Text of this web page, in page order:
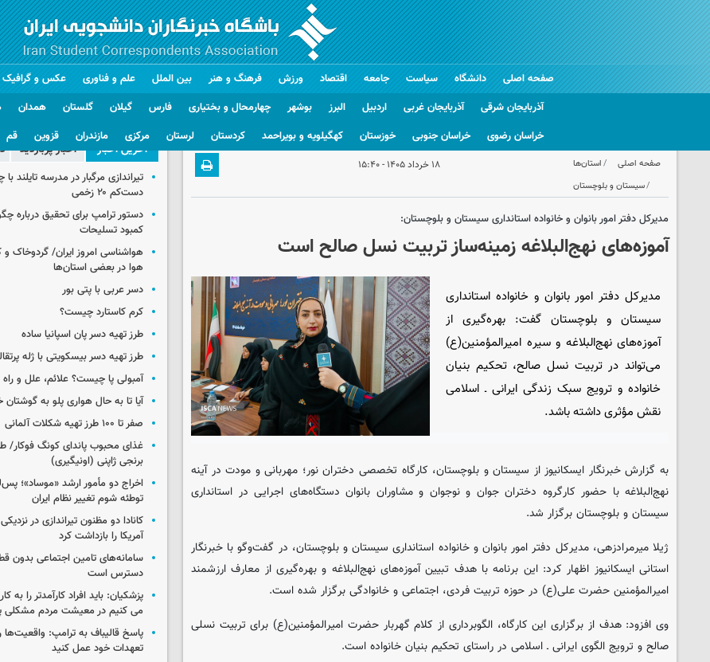
صفحه اصلی دانشگاه سیاست جامعه اقتصاد ورزش فرهنگ و هنر بین الملل علم و فناوری عکس و گرافیک
آذربایجان شرقی
آذربایجان غربی اردبیل البرز بوشهر چهارمحال و بختیاری فارس گیلان گلستان همدان
خراسان رضوی
خراسان جنوبی خوزستان کهگیلویه و بویراحمد کردستان لرستان مرکزی مازندران قزوین قم
صفحه اصلی
استان‌ها
سیستان و بلوچستان
۱۸ خرداد ۱۴۰۵ - ۱۵:۴۰
مدیرکل دفتر امور بانوان و خانواده استانداری سیستان و بلوچستان:
آموزه‌های نهج‌البلاغه زمینه‌ساز تربیت نسل صالح است
مدیرکل دفتر امور بانوان و خانواده استانداری
سیستان و بلوچستان گفت: بهره‌گیری از
آموزه‌های نهج‌البلاغه و سیره امیرالمؤمنین(ع)
می‌تواند در تربیت نسل صالح، تحکیم بنیان
خانواده و ترویج سبک زندگی ایرانی ـ اسلامی
نقش مؤثری داشته باشد.
به گزارش خبرنگار ایسکانیوز از سیستان و بلوچستان، کارگاه تخصصی دختران نور؛ مهربانی و مودت در آینه
نهج‌البلاغه با حضور کارگروه دختران جوان و نوجوان و مشاوران بانوان دستگاه‌های اجرایی در استانداری
سیستان و بلوچستان برگزار شد.
ژیلا میرمرادزهی، مدیرکل دفتر امور بانوان و خانواده استانداری سیستان و بلوچستان، در گفت‌وگو با خبرنگار
استانی ایسکانیوز اظهار کرد: این برنامه با هدف تبیین آموزه‌های نهج‌البلاغه و بهره‌گیری از معارف ارزشمند
امیرالمؤمنین حضرت علی(ع) در حوزه تربیت فردی، اجتماعی و خانوادگی برگزار شده است.
وی افزود: هدف از برگزاری این کارگاه، الگوبرداری از کلام گهربار حضرت امیرالمؤمنین(ع) برای تربیت نسلی
صالح و ترویج الگوی ایرانی ـ اسلامی در راستای تحکیم بنیان خانواده است.
آخرین اخبار اخبار پربازدید
تیراندازی مرگبار در مدرسه‌ تایلند
دست‌کم ۲۰ زخمی
دستور ترامپ برای تحقیق درباره
کمبود تسلیحات
هواشناسی امروز ایران/
هوا در بعضی استان‌ها
دسر عربی با پتی بور
کرم کاستارد چیست؟
طرز تهیه دسر پان اسپانیا ساده
طرز تهیه دسر بیسکویتی با ژله
آمبولی پا چیست؟ علائم، علل و
آیا تا به حال هواری پلو به
صفر تا ۱۰۰ طرز تهیه شکلات آلمانی
غذای محبوب پاندای کونگ فوکار/
برنجی ژاپنی (اونیگیری)
اخراج دو مأمور ارشد «موساد»؛
توطئه شوم تغییر نظام ایران
کانادا دو مظنون تیراندازی در
آمریکا را بازداشت کرد
سامانه‌های تامین اجتماعی بدون
دسترس است
پزشکیان: باید افراد کارآمدتر را به
می کنیم در معیشت مردم مشکلی
پاسخ قالیباف به ترامپ: واقعیت‌ها
تعهدات خود عمل کنید